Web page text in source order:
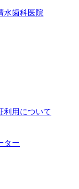
利用について
ター